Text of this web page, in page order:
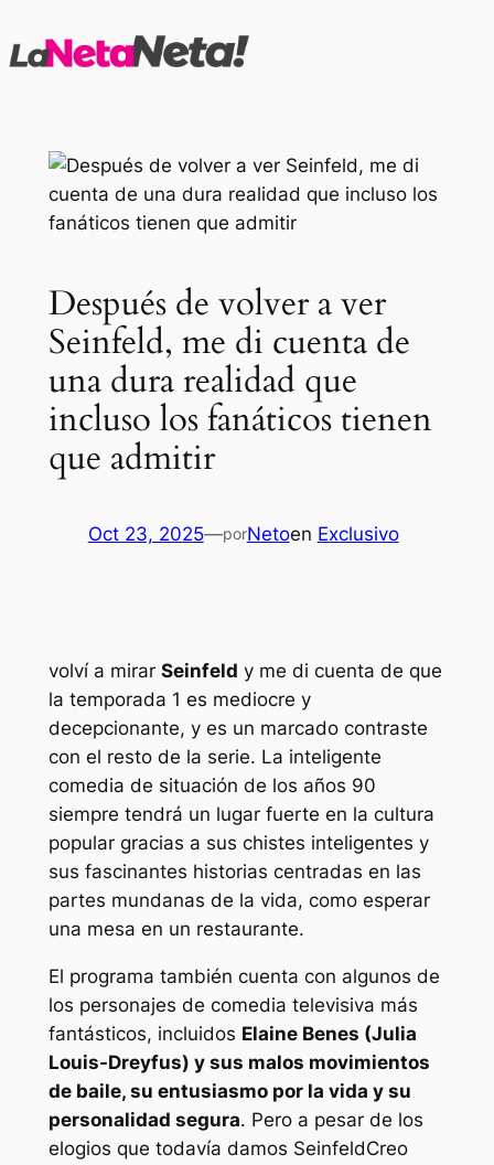
al
Después de volver a ver
Seinfeld, me di cuenta de
una dura realidad que
incluso los fanáticos tienen
que admitir
Oct 23, 2025—porNetoen Exclusivo
volví a mirar Seinfeld y me di cuenta de que
la temporada 1 es mediocre y
decepcionante, y es un marcado contraste
con el resto de la serie. La inteligente
comedia de situación de los años 90
siempre tendrá un lugar fuerte en la cultura
popular gracias a sus chistes inteligentes y
sus fascinantes historias centradas en las
partes mundanas de la vida, como esperar
una mesa en un restaurante.
El programa también cuenta con algunos de
los personajes de comedia televisiva más
fantásticos, incluidos Elaine Benes (Julia
Louis-Dreyfus) y sus malos movimientos
de baile, su entusiasmo por la vida y su
personalidad segura. Pero a pesar de los
elogios que todavía damos SeinfeldCreo